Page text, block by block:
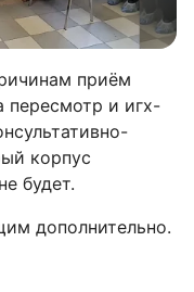
приём
пересмотр и игх-
корпус
будет.
дополнительно.